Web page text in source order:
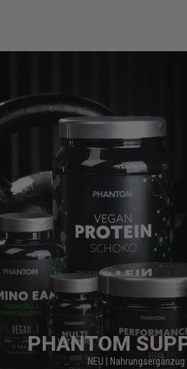
PHANTOM
NEU |